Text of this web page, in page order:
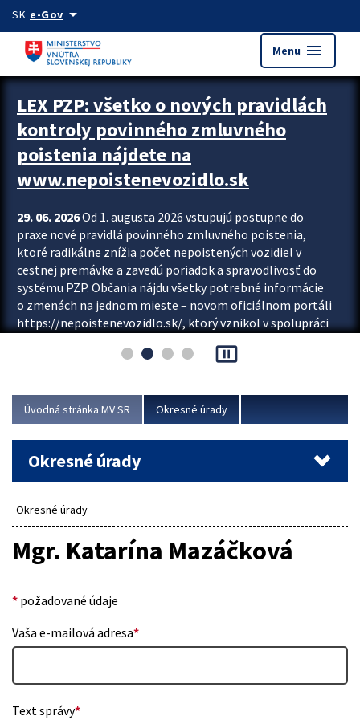
Preskocit na hlavný obsah
SK e-Govarrow_drop_down
Menu menu
Zastavit automatický posun upútavok
LEX PZP: všetko o nových pravidlách
kontroly povinného zmluvného
poistenia nájdete na
www.nepoistenevozidlo.sk
29. 06. 2026Od 1. augusta 2026 vstupujú postupne do
praxe nové pravidlá povinného zmluvného poistenia,
ktoré radikálne znížia počet nepoistených vozidiel v
cestnej premávke a zavedú poriadok a spravodlivosť do
systému PZP. Občania nájdu všetky potrebné informácie
o zmenách na jednom mieste – novom oficiálnom portáli
https://nepoistenevozidlo.sk/, ktorý vznikol v spolupráci
asociácie poisťovní (SLASPO) a Ministerstva vnútra SR.
Viac
pause_presentation
Úvodná stránka MV SR Okresné úrady
Okresné úrady
Okresné úrady
Mgr. Katarína Mazáčková
* požadované údaje
Vaša e-mailová adresa*
Text správy*